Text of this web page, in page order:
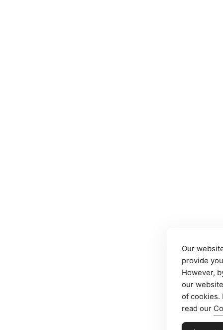
Our
provide
However,
our
of cookies.
read our